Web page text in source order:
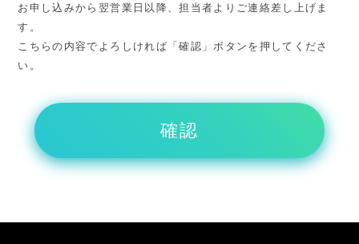
お申し込みから翌営業日以降、担当者よりご連絡差し上げま
す。
こちらの内容でよろしければ「確認」ボタンを押してくださ
い。
確認